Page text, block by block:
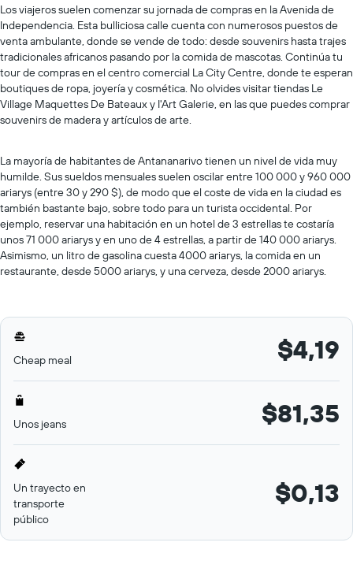
Los viajeros suelen comenzar su jornada de compras en la Avenida de
Independencia. Esta bulliciosa calle cuenta con numerosos puestos de
venta ambulante, donde se vende de todo: desde souvenirs hasta trajes
tradicionales africanos pasando por la comida de mascotas. Continúa tu
tour de compras en el centro comercial La City Centre, donde te esperan
boutiques de ropa, joyería y cosmética. No olvides visitar tiendas Le
Village Maquettes De Bateaux y I'Art Galerie, en las que puedes comprar
souvenirs de madera y artículos de arte.
La mayoría de habitantes de Antananarivo tienen un nivel de vida muy
humilde. Sus sueldos mensuales suelen oscilar entre 100 000 y 960 000
ariarys (entre 30 y 290 $), de modo que el coste de vida en la ciudad es
también bastante bajo, sobre todo para un turista occidental. Por
ejemplo, reservar una habitación en un hotel de 3 estrellas te costaría
unos 71 000 ariarys y en uno de 4 estrellas, a partir de 140 000 ariarys.
Asimismo, un litro de gasolina cuesta 4000 ariarys, la comida en un
restaurante, desde 5000 ariarys, y una cerveza, desde 2000 ariarys.
Cheap meal $4,19
Unos jeans $81,35
Un trayecto en
transporte
público
$0,13